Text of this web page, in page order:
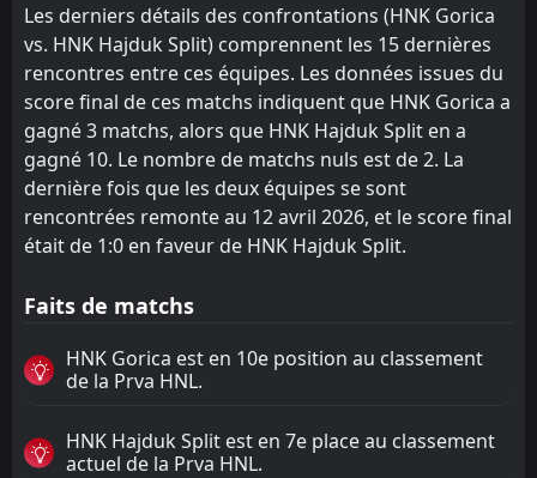
Les derniers détails des confrontations (HNK Gorica
vs. HNK Hajduk Split) comprennent les 15 dernières
rencontres entre ces équipes. Les données issues du
score final de ces matchs indiquent que HNK Gorica a
gagné 3 matchs, alors que HNK Hajduk Split en a
gagné 10. Le nombre de matchs nuls est de 2. La
dernière fois que les deux équipes se sont
rencontrées remonte au 12 avril 2026, et le score final
était de 1:0 en faveur de HNK Hajduk Split.
Faits de matchs
HNK Gorica est en 10e position au classement
de la Prva HNL.
HNK Hajduk Split est en 7e place au classement
actuel de la Prva HNL.